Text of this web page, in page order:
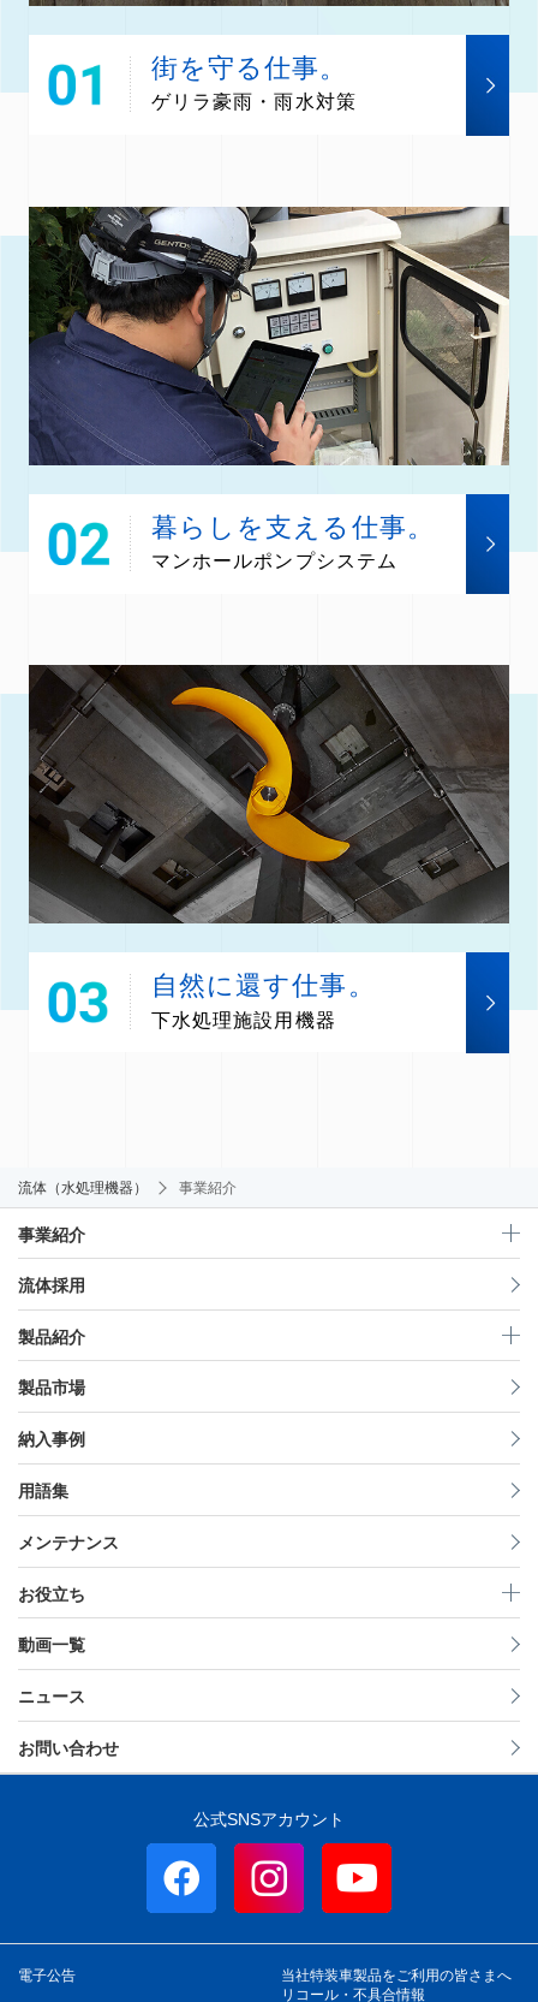
街を守る仕事。
ゲリラ豪雨・雨水対策
暮らしを支える仕事。
マンホールポンプシステム
自然に還す仕事。
下水処理施設用機器
流体（水処理機器） 事業紹介
事業紹介
流体採用
製品紹介
製品市場
納入事例
用語集
メンテナンス
お役立ち
動画一覧
ニュース
お問い合わせ
公式SNSアカウント
電子公告
当社特装車製品をご利用の皆さまへ
リコール・不具合情報